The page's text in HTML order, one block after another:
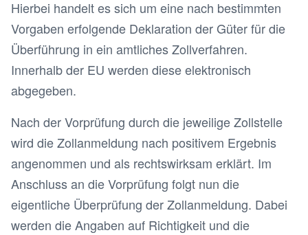
Hierbei handelt es sich um eine nach bestimmten
Vorgaben erfolgende Deklaration der Güter für die
Überführung in ein amtliches Zollverfahren.
Innerhalb der EU werden diese elektronisch
abgegeben.
Nach der Vorprüfung durch die jeweilige Zollstelle
wird die Zollanmeldung nach positivem Ergebnis
angenommen und als rechtswirksam erklärt. Im
Anschluss an die Vorprüfung folgt nun die
eigentliche Überprüfung der Zollanmeldung. Dabei
werden die Angaben auf Richtigkeit und die